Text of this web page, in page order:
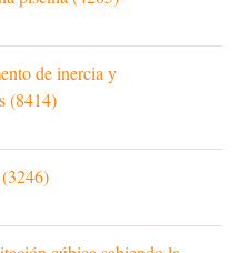
de inercia y
(8414)